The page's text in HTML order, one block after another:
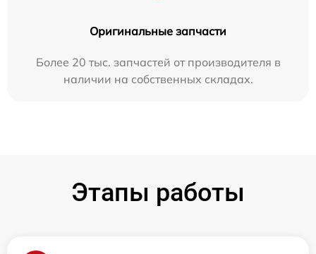
Оригинальные запчасти
Более 20 тыс. запчастей от производителя в
наличии на собственных складах.
Этапы работы